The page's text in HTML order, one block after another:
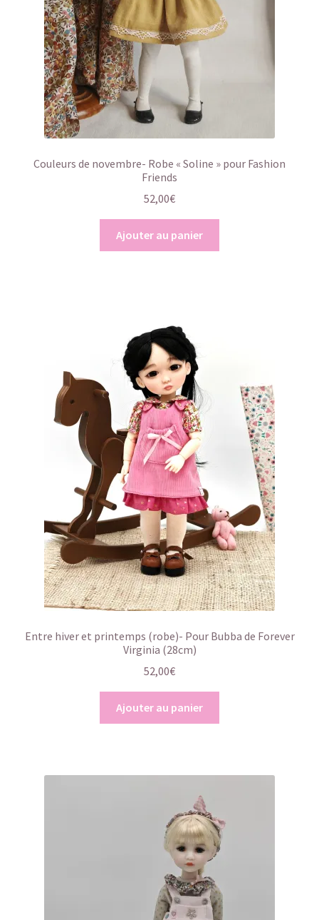
Couleurs de novembre- Robe « Soline » pour Fashion
Friends
52,00€
Ajouter au panier
Entre hiver et printemps (robe)- Pour Bubba de Forever
Virginia (28cm)
52,00€
Ajouter au panier